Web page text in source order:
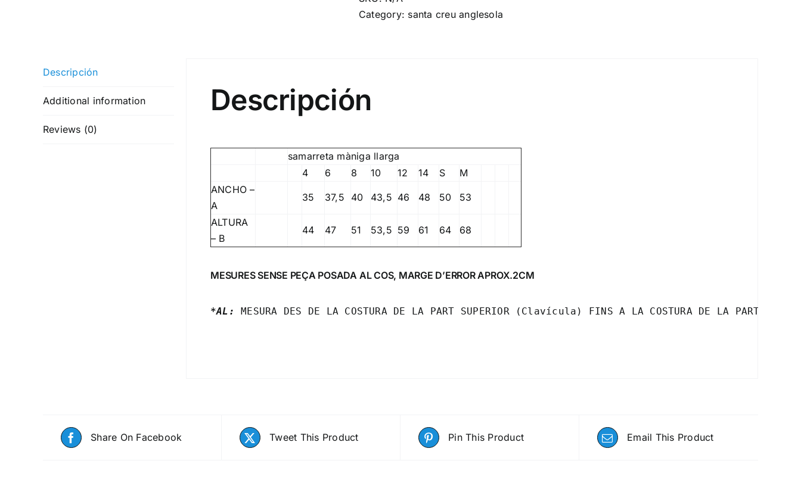
Samarreta
Category: santa creu anglesola
Descripción
Additional information
Reviews (0)
Descripción
samarreta màniga llarga
4
6 8 10 12 14 S
M
ANCHO –
A
35 37,5 40 43,5 46 48 50 53
ALTURA
– B
44 47 51 53,5 59 61 64 68
MESURES SENSE PEÇA POSADA AL COS, MARGE D’ERROR APROX.2CM
*AL: MESURA DES DE LA COSTURA DE LA PART SUPERIOR (Clavícula) FINS A LA COSTURA DE LA PART
Share On Facebook Tweet This Product Pin This Product Email This Product